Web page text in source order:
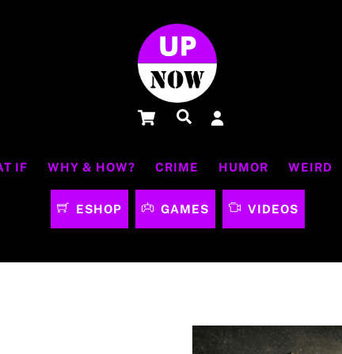
Cart Αναζήτηση
IF WHY & HOW? CRIME HUMOR WEIRD
ESHOP GAMES VIDEOS